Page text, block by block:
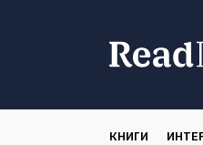
КНИГИ